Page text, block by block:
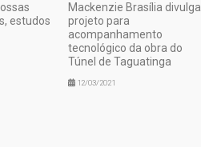
estudos
Mackenzie Brasília divulga
projeto para
acompanhamento
tecnológico da obra do
Túnel de Taguatinga
12/03/2021